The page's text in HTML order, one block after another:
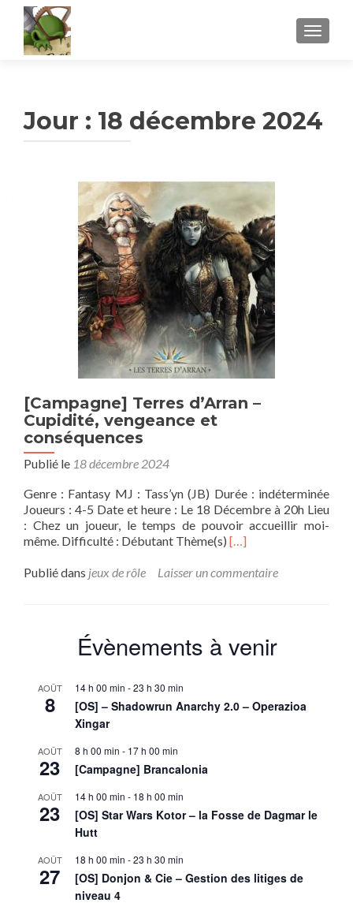
Jour : 18 décembre 2024
[Campagne] Terres d’Arran –
Cupidité, vengeance et
conséquences
Publié le 18 décembre 2024
Genre : Fantasy MJ : Tass’yn (JB) Durée : indéterminée
Joueurs : 4-5 Date et heure : Le 18 Décembre à 20h Lieu
: Chez un joueur, le temps de pouvoir accueillir moi-
même. Difficulté : Débutant Thème(s) En
plus
Cupidité,
[…]
Publié dans jeux de rôle Laisser un commentaire
Évènements à venir
AOÛT
8
14 h 00 min -23 h 30 min
[OS] – Shadowrun Anarchy 2.0 – Operazioa
Xingar
AOÛT
23
8 h 00 min - 17 h 00 min
[Campagne] Brancalonia
AOÛT
23
14 h 00 min - 18 h 00 min
[OS] Star Wars Kotor – la Fosse de Dagmar le
Hutt
AOÛT
27
18 h 00 min -23 h 30 min
[OS] Donjon & Cie – Gestion des litiges de
niveau 4